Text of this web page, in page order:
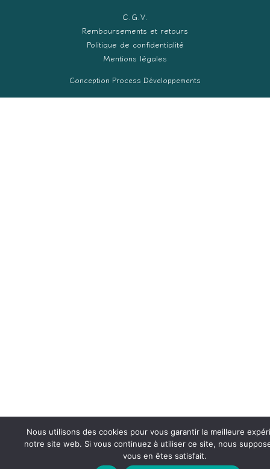
C.G.V.
Remboursements et retours
Politique de confidentialité
Mentions légales
Conception Process Développements
Nous utilisons des cookies pour vous garantir la meilleure
notre site web. Si vous continuez à utiliser ce site, nous
vous en êtes satisfait.